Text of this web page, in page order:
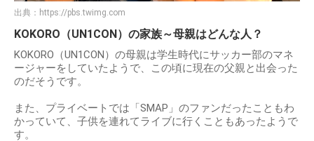
出典： https://pbs.twimg.com
KOKORO（UN1CON）の家族～母親はどんな人？
KOKORO（UN1CON）の母親は学生時代にサッカー部のマネ
ージャーをしていたようで、この頃に現在の父親と出会った
のだそうです。
また、プライベートでは「SMAP」のファンだったこともわ
かっていて、子供を連れてライブに行くこともあったようで
す。